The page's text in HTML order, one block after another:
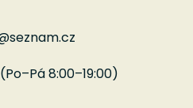
v
y
seznam.cz
8:00–19:00)